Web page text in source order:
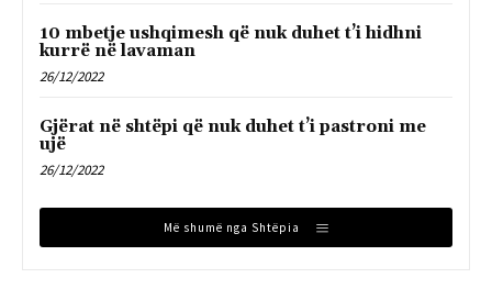
10 mbetje ushqimesh që nuk duhet t’i hidhni
kurrë në lavaman
26/12/2022
Gjërat në shtëpi që nuk duhet t’i pastroni me
ujë
26/12/2022
Më shumë nga Shtëpia